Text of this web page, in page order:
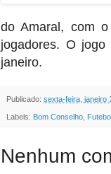
do Amaral, com
jogadores. O
janeiro.
Publicado: sexta-feira, janeiro
Labels: Bom Conselho
Nenhum